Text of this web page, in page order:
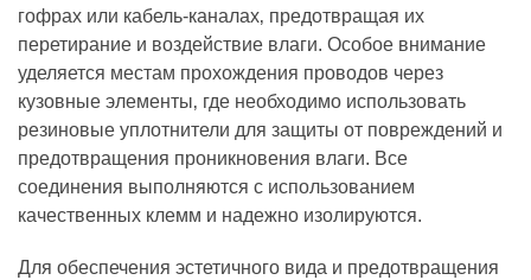
гофрах или кабель-каналах‚ предотвращая их
перетирание и воздействие влаги. Особое внимание
уделяется местам прохождения проводов через
кузовные элементы‚ где необходимо использовать
резиновые уплотнители для защиты от повреждений и
предотвращения проникновения влаги. Все
соединения выполняются с использованием
качественных клемм и надежно изолируются.
Для обеспечения эстетичного вида и предотвращения